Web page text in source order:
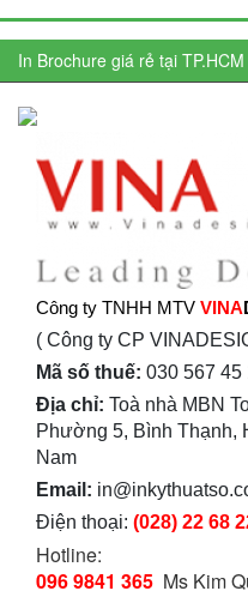
In Brochure giá rẻ tại TP.HCM
Công ty TNHH MTV VINA
( Công ty CP
Mã số thuế: 030 567 45
Địa chỉ: Toà nhà MBN
Phường 5, Bình Thạnh,
Nam
Email:
Điện thoại: (028) 22 68
Hotline:
096 9841 365 Ms Kim